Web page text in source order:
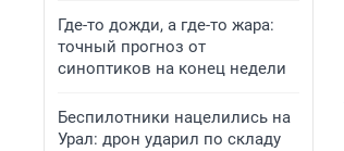
Где-то дожди, а где-то жара:
точный прогноз от
синоптиков на конец недели
Беспилотники нацелились на
Урал: дрон ударил по складу